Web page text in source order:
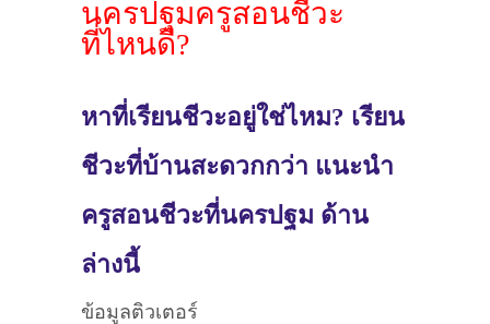
นครปฐมครูสอนชีวะ
ที่ไหนดี?
หาที่เรียนชีวะอยู่ใช่ไหม? เรียน
ชีวะที่บ้านสะดวกกว่า แนะนำ
ครูสอนชีวะที่นครปฐม ด้าน
ล่างนี้
ข้อมูลติวเตอร์